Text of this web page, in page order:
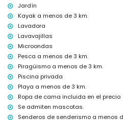
Entretenimiento y actividades de
Jávea, Costa Blanca
Bar (a menos de 5 kilómetros de la
Lugares de interés y cultura en
Museo (Pueblo Histórico, Jávea),
(Pueblo Histórico, Jávea),
edificio arquitectónico (Pueblo
(Pueblo Histórico y Jávea) (a
Castillo (Portal de la Vila y Denia)
alojamiento)
Deportes
Jardín
Kayak a menos de 3 km.
Lavadora
Lavavajillas
Microondas
Pesca a menos de 3 km.
Piragüismo a menos de 3 km.
Piscina privada
Playa a menos de 3 km.
Ropa de cama incluida en el precio
Se admiten mascotas.
Senderos de senderismo a menos